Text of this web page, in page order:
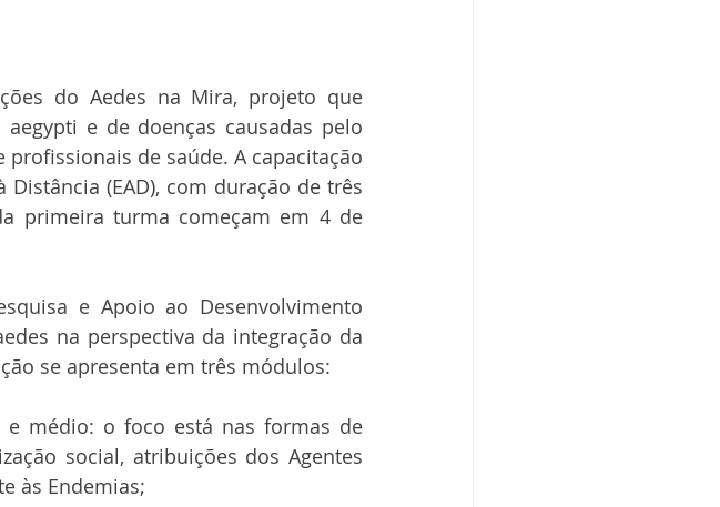
do Aedes na Mira, projeto que
e de doenças causadas pelo
de saúde. A capacitação
(EAD), com duração de três
primeira turma começam em 4 de
e Apoio ao Desenvolvimento
na perspectiva da integração da
se apresenta em três módulos:
e médio: o foco está nas formas de
social, atribuições dos Agentes
às Endemias;